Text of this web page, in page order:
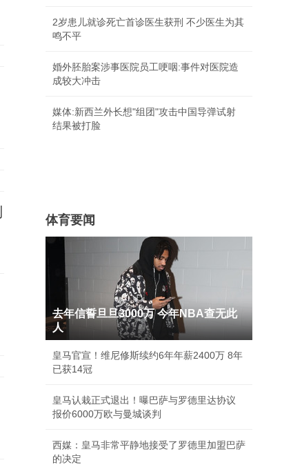
2岁患儿就诊死亡首诊医生获刑 不少医生为其
鸣不平
婚外胚胎案涉事医院员工哽咽:事件对医院造
成较大冲击
媒体:新西兰外长想"组团"攻击中国导弹试射
结果被打脸
体育要闻
去年信誓旦旦3000万 今年NBA查无此
人
皇马官宣！维尼修斯续约6年年薪2400万 8年
已获14冠
皇马认栽正式退出！曝巴萨与罗德里达协议
报价6000万欧与曼城谈判
西媒：皇马非常平静地接受了罗德里加盟巴萨
的决定